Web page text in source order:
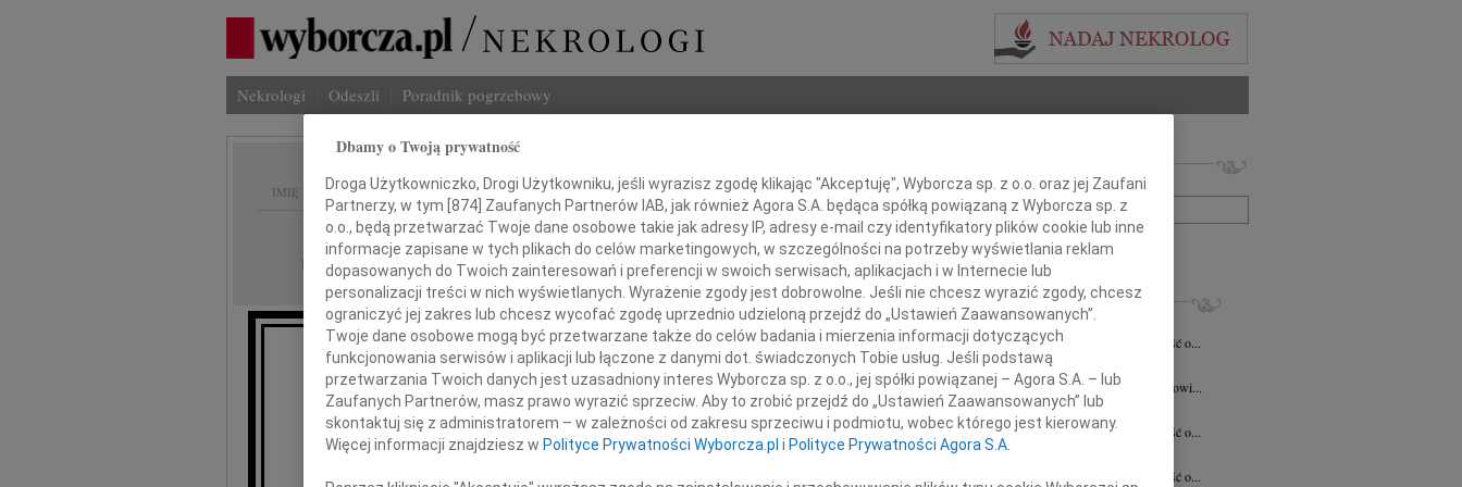
Nekrologi Odeszli Poradnik pogrzebowy
IMIĘ I NAZWISKO:
REGION: Kielce
DATA EMISJI: 30.12.2010
Pani
Jolancie Grochal
Imię i nazwisko lub numer ogłoszenia:
+ szukanie zaawansowane
INNE NEKROLOGI
Jan Pacławski 07.08.2026Kielce
Z głębokim smutkiem przyjęliśmy wiadomość o...
Bożena Szostakiewicz
Drogiemu Koledze Panu Notariuszowi Piotrowi...
20.05.2026Kielce
Z głębokim smutkiem przyjęliśmy wiadomość o...
Damian Pełka
Z głębokim smutkiem przyjęliśmy wiadomość o...
Dbamy o Twoją prywatność
Droga Użytkowniczko, Drogi Użytkowniku, jeśli wyrazisz zgodę klikając "Akceptuję", Wyborcza sp. z o.o. oraz jej Zaufani
Partnerzy, w tym [ 874 ] Zaufanych Partnerów IAB, jak również Agora S.A. będąca spółką powiązaną z Wyborcza sp. z
o.o., będą przetwarzać Twoje dane osobowe takie jak adresy IP, adresy e-mail czy identyfikatory plików cookie lub inne
informacje zapisane w tych plikach do celów marketingowych, w szczególności na potrzeby wyświetlania reklam
dopasowanych do Twoich zainteresowań i preferencji w swoich serwisach, aplikacjach i w Internecie lub
personalizacji treści w nich wyświetlanych. Wyrażenie zgody jest dobrowolne. Jeśli nie chcesz wyrazić zgody, chcesz
ograniczyć jej zakres lub chcesz wycofać zgodę uprzednio udzieloną przejdź do „Ustawień Zaawansowanych”.
Twoje dane osobowe mogą być przetwarzane także do celów badania i mierzenia informacji dotyczących
funkcjonowania serwisów i aplikacji lub łączone z danymi dot. świadczonych Tobie usług. Jeśli podstawą
przetwarzania Twoich danych jest uzasadniony interes Wyborcza sp. z o.o., jej spółki powiązanej – Agora S.A. – lub
Zaufanych Partnerów, masz prawo wyrazić sprzeciw. Aby to zrobić przejdź do „Ustawień Zaawansowanych” lub
skontaktuj się z administratorem – w zależności od zakresu sprzeciwu i podmiotu, wobec którego jest kierowany.
Więcej informacji znajdziesz w Polityce Prywatności Wyborcza.pl i Polityce Prywatności Agora S.A.